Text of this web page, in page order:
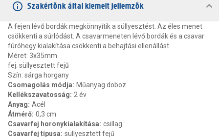
Szakértőnk által kiemelt jellemzők
A fejen lévő bordák megkönnyítik a süllyesztést. Az éles menet
csökkenti a súrlódást. A csavarmeneten lévő bordák és a csavar
fúróhegy kialakítása csökkenti a behajtási ellenállást.
Méret: 3x35mm
fej: süllyesztett fejű
Szín: sárga horgany
Csomagolás módja: Műanyag doboz
Kellékszavatosság: 2 év
Anyag: Acél
Átmérő: 0,3 cm
Csavarfej horonykialakítása: csillag
Csavarfej típusa: süllyesztett fejű